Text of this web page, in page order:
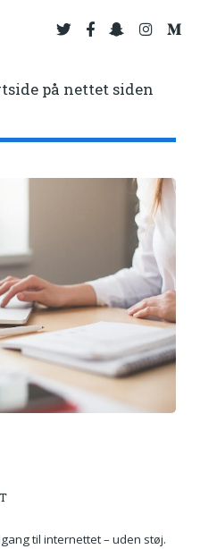
på nettet siden
til internettet – uden støj.